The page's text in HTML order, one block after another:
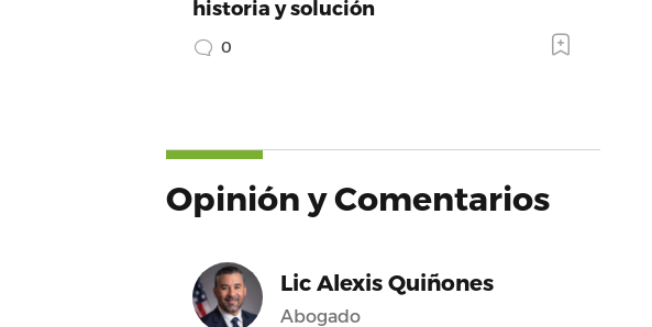
historia y solución
0
Opinión y Comentarios
Lic Alexis Quiñones
Abogado